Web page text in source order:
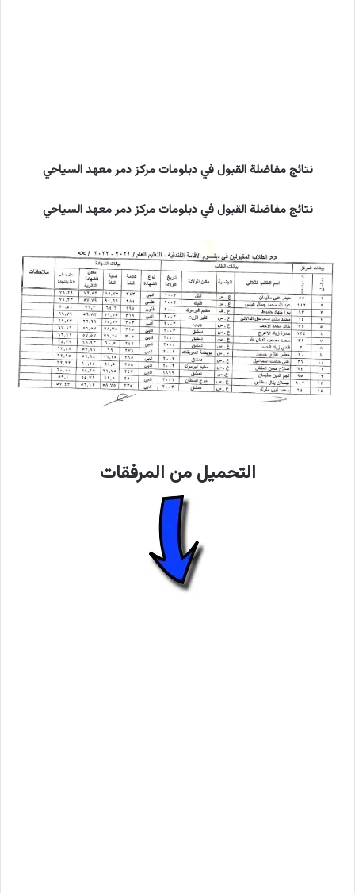
نتائج مفاضلة القبول في دبلومات مركز دمر معهد السياحي
نتائج مفاضلة القبول في دبلومات مركز دمر معهد السياحي
التحميل من المرفقات